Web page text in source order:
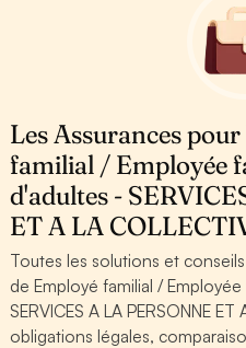
Les Assurances
familial / Employée
d'adultes -
ET A LA
Toutes les solutions et
de Employé familial /
SERVICES A LA PERSONNE
obligations légales,